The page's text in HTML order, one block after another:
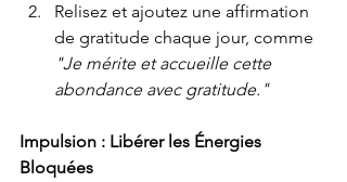
Relisez et ajoutez une affirmation
de gratitude chaque jour, comme
"Je mérite et accueille cette
abondance avec gratitude."
Impulsion : Libérer les Énergies
Bloquées